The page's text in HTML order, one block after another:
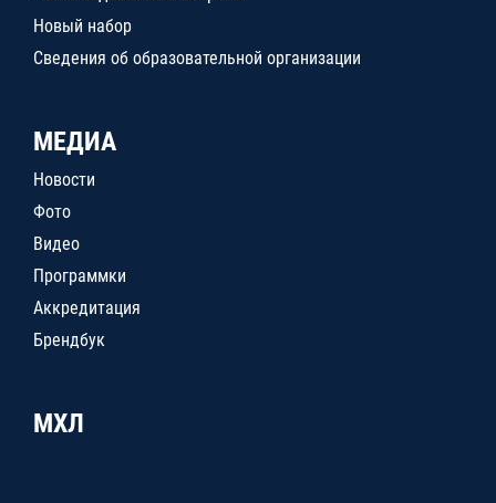
Новый набор
Сведения об образовательной организации
МЕДИА
Новости
Фото
Видео
Программки
Аккредитация
Брендбук
МХЛ